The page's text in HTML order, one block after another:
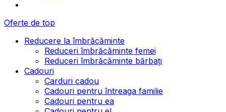
Oferte de top
Reducere la îmbrăcăminte
Reduceri îmbrăcăminte femei
Reduceri îmbrăcăminte bărbați
Cadouri
Carduri cadou
Cadouri pentru întreaga familie
Cadouri pentru ea